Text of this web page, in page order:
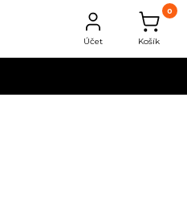
Účet
0
Košík